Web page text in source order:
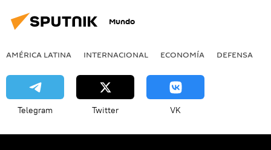
Mundo
AMÉRICA LATINA INTERNACIONAL ECONOMÍA DEFENSA
Telegram Twitter VK